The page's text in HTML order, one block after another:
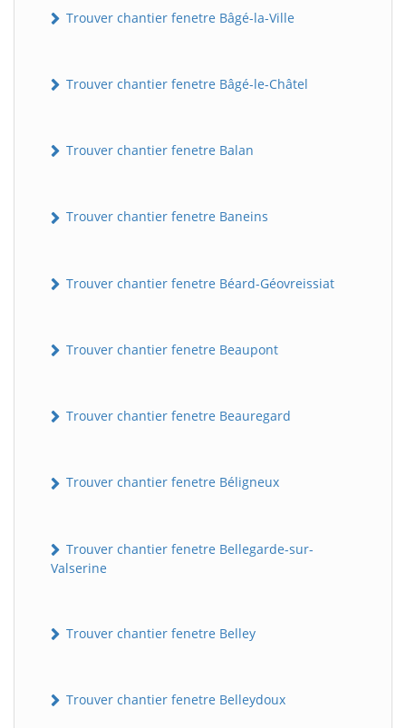
Trouver chantier fenetre Bâgé-la-Ville
Trouver chantier fenetre Bâgé-le-Châtel
Trouver chantier fenetre Balan
Trouver chantier fenetre Baneins
Trouver chantier fenetre Béard-Géovreissiat
Trouver chantier fenetre Beaupont
Trouver chantier fenetre Beauregard
Trouver chantier fenetre Béligneux
Trouver chantier fenetre Bellegarde-sur-
Valserine
Trouver chantier fenetre Belley
Trouver chantier fenetre Belleydoux